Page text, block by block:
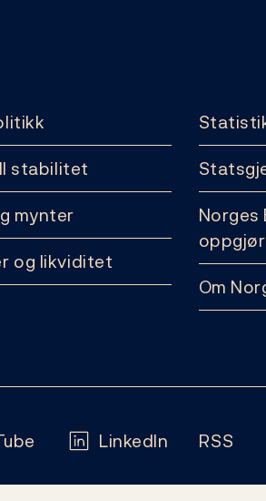
stabilitet
mynter
og likviditet
Norges
Om
LinkedIn RSS